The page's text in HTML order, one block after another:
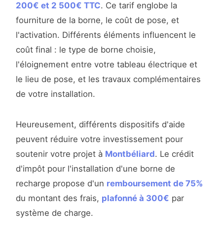
200€ et 2 500€ TTC. Ce tarif englobe la
fourniture de la borne, le coût de pose, et
l'activation. Différents éléments influencent le
coût final : le type de borne choisie,
l'éloignement entre votre tableau électrique et
le lieu de pose, et les travaux complémentaires
de votre installation.
Heureusement, différents dispositifs d'aide
peuvent réduire votre investissement pour
soutenir votre projet à Montbéliard. Le crédit
d'impôt pour l'installation d'une borne de
recharge propose d'un remboursement de 75%
du montant des frais, plafonné à 300€ par
système de charge.